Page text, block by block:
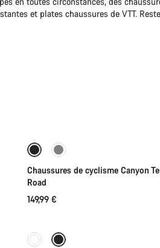
et plates chaussures de VTT.
Nouveau
Chaussures de cyclisme Canyon
Road
149,99 €
Nouvelles disponibilités